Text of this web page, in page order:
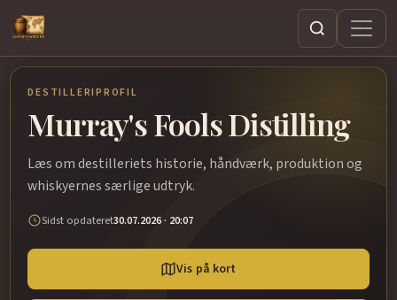
Søg
DESTILLERIPROFIL
Murray's Fools Distilling
Læs om destilleriets historie, håndværk, produktion og
whiskyernes særlige udtryk.
Sidst opdateret30.07.2026 · 20:07
Vis på kort